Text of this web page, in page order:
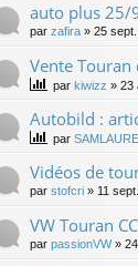
auto plus 25/
par zafira » 25
Vente Touran
par kiwizz » 23
Autobild :
par SAMLAURE
Vidéos de
par stofcri » 11
VW Touran
par passionVW»